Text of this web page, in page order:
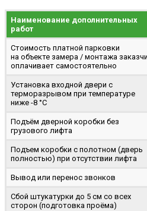
Наименование дополнительных
работ
Стоимость платной парковки
на объекте замера / монтажа
оплачивает самостоятельно
Установка входной двери с
терморазрывом при температуре
ниже -8 °C
Подъём дверной коробки без
грузового лифта
Подъем коробки с полотном (дверь
полностью) при отсутствии лифта
Вывод или перенос звонков
Сбой штукатурки до 5 см со всех
сторон (подготовка проёма)